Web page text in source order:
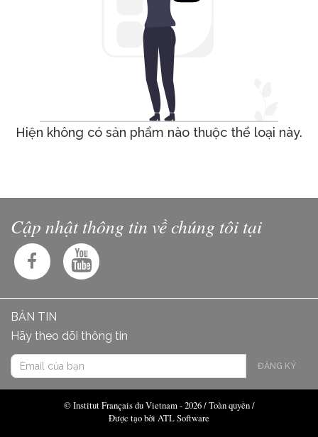
Hiện không có sản phẩm nào thuộc thể loại này.
Cập nhật thông tin về chúng tôi tại
BẢN TIN
Hãy theo dõi thông tin
ĐĂNG KÝ
© Institut Français du Vietnam - 2026 / Toàn quyền /
Được tạo bởi ATL Software